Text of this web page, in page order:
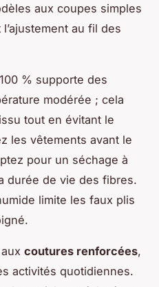
aux coupes simples
au fil des
% supporte des
modérée ; cela
tout en évitant le
les vêtements avant le
pour un séchage à
durée de vie des fibres.
limite les faux plis
coutures renforcées,
activités quotidiennes.